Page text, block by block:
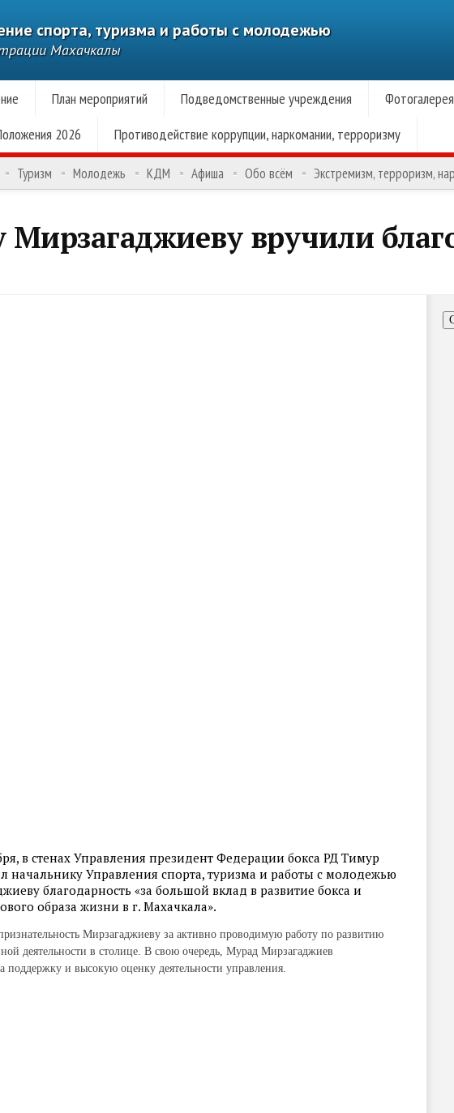
спорта, туризма и работы с молодежью
Махачкалы
План мероприятий Подведомственные учреждения Фотогалерея
2026 Противодействие коррупции, наркомании, терроризму
Туризм Молодежь КДМ Афиша Обо всём Экстремизм, терроризм,
вручили
в стенах Управления президент Федерации бокса РД Тимур
начальнику Управления спорта, туризма и работы с молодежью
благодарность «за большой вклад в развитие бокса и
образа жизни в г. Махачкала».
Мирзагаджиеву за активно проводимую работу по развитию
деятельности в столице. В свою очередь, Мурад Мирзагаджиев
поддержку и высокую оценку деятельности управления.